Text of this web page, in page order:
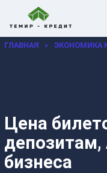
ГЛАВНАЯ » ЭКОНОМИКА
Цена
бизнеса